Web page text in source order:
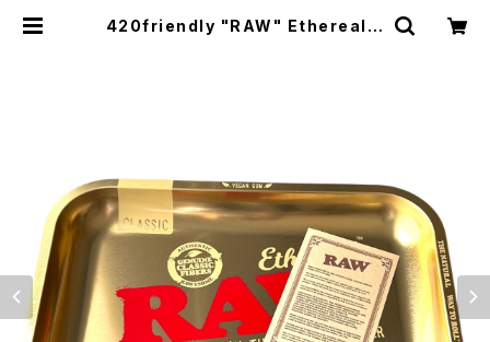
420friendly "RAW" Ethereal T